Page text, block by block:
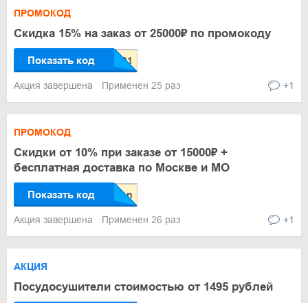
ПРОМОКОД
Скидка 15% на заказ от 25000₽ по промокоду
Показать код
Акция завершена Применен 25 раз +1
ПРОМОКОД
Скидки от 10% при заказе от 15000₽ +
бесплатная доставка по Москве и МО
Показать код
Акция завершена Применен 26 раз +1
АКЦИЯ
Посудосушители стоимостью от 1495 рублей